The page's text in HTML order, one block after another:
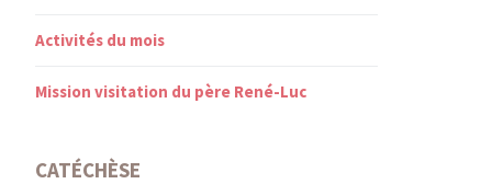
Activités du mois
Mission visitation du père René-Luc
CATÉCHÈSE